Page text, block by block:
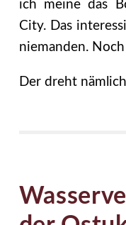
ich meine das
City. Das
niemanden.
Der dreht